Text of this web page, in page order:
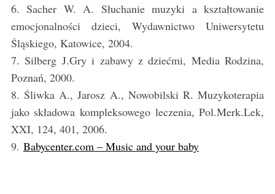
6. Sacher W. A. Słuchanie muzyki a kształtowanie
emocjonalności dzieci, Wydawnictwo Uniwersytetu
Śląskiego, Katowice, 2004.
7. Silberg J.Gry i zabawy z dziećmi, Media Rodzina,
Poznań, 2000.
8. Śliwka A., Jarosz A., Nowobilski R. Muzykoterapia
jako składowa kompleksowego leczenia, Pol.Merk.Lek,
XXI, 124, 401, 2006.
9. Babycenter.com – Music and your baby